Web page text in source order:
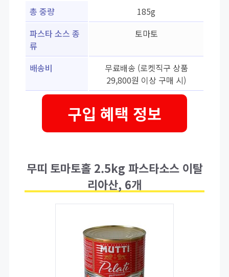
총 중량
185g
파스타 소스 종
류
토마토
배송비
무료배송 (로켓직구 상품
29,800원 이상 구매 시)
구입 혜택 정보
무띠 토마토홀 2.5kg 파스타소스 이탈
리아산, 6개